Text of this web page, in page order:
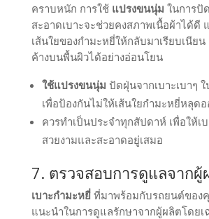
คราบหนัก การใช้ แปรงขนนุ่ม ในการปั
สะอาดเบาะจะช่วยคงสภาพเนื้อผ้าได้ดี
เส้นใยของกำมะหยี่ให้กลับมาเรียบเนีย
ค้างบนพื้นผิวได้อย่างอ่อนโยน
ใช้แปรงขนนุ่ม ปัดฝุ่นจากเบาะเบาๆ
เพื่อป้องกันไม่ให้เส้นใยกำมะหยี่หลุด
ควรทำเป็นประจำทุกสัปดาห์ เพื่อให้เ
สวยงามและสะอาดอยู่เสมอ
7. ตรวจสอบการดูแลจากผู้
เบาะกำมะหยี่ที่มาพร้อมกับรถยนต์ของ
แนะนำในการดูแลรักษาจากผู้ผลิตโดยเ